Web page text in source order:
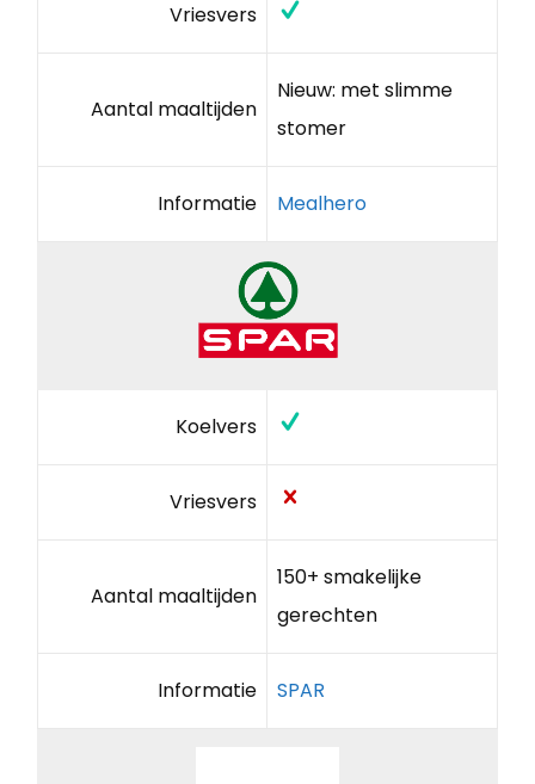
Vriesvers
Aantal maaltijden
Nieuw: met slimme
stomer
Informatie Mealhero
Koelvers
Vriesvers
Aantal maaltijden
150+ smakelijke
gerechten
Informatie SPAR